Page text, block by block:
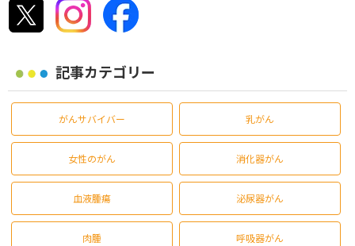
記事カテゴリー
がんサバイバー 乳がん
女性のがん 消化器がん
血液腫瘍 泌尿器がん
肉腫 呼吸器がん